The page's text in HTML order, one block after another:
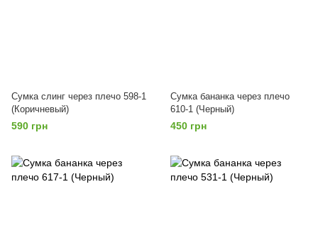
Сумка слинг через плечо 598-1
(Коричневый)
590 грн
Сумка бананка через плечо
610-1 (Черный)
450 грн